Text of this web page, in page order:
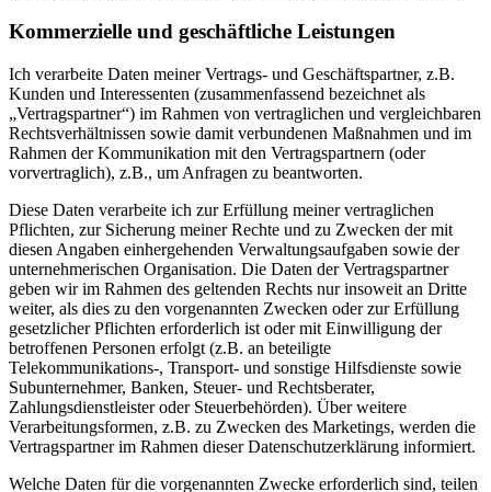
Kommerzielle und geschäftliche Leistungen
Ich verarbeite Daten meiner Vertrags- und Geschäftspartner, z.B.
Kunden und Interessenten (zusammenfassend bezeichnet als
„Vertragspartner“) im Rahmen von vertraglichen und vergleichbaren
Rechtsverhältnissen sowie damit verbundenen Maßnahmen und im
Rahmen der Kommunikation mit den Vertragspartnern (oder
vorvertraglich), z.B., um Anfragen zu beantworten.
Diese Daten verarbeite ich zur Erfüllung meiner vertraglichen
Pflichten, zur Sicherung meiner Rechte und zu Zwecken der mit
diesen Angaben einhergehenden Verwaltungsaufgaben sowie der
unternehmerischen Organisation. Die Daten der Vertragspartner
geben wir im Rahmen des geltenden Rechts nur insoweit an Dritte
weiter, als dies zu den vorgenannten Zwecken oder zur Erfüllung
gesetzlicher Pflichten erforderlich ist oder mit Einwilligung der
betroffenen Personen erfolgt (z.B. an beteiligte
Telekommunikations-, Transport- und sonstige Hilfsdienste sowie
Subunternehmer, Banken, Steuer- und Rechtsberater,
Zahlungsdienstleister oder Steuerbehörden). Über weitere
Verarbeitungsformen, z.B. zu Zwecken des Marketings, werden die
Vertragspartner im Rahmen dieser Datenschutzerklärung informiert.
Welche Daten für die vorgenannten Zwecke erforderlich sind, teilen